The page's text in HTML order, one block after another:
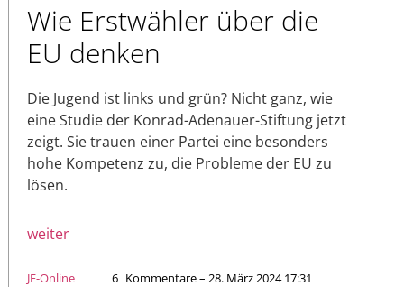
Wie Erstwähler über die
EU denken
Die Jugend ist links und grün? Nicht ganz, wie
eine Studie der Konrad-Adenauer-Stiftung jetzt
zeigt. Sie trauen einer Partei eine besonders
hohe Kompetenz zu, die Probleme der EU zu
lösen.
weiter
JF-Online 6 Kommentare – 28. März 2024 17:31